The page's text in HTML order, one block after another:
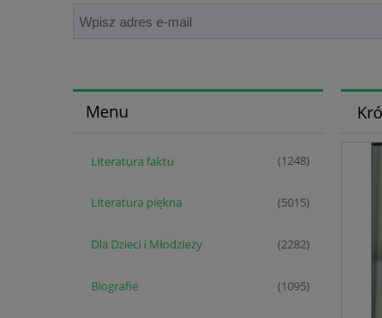
Menu
Literatura faktu (1248)
Literatura piękna (5015)
Dla Dzieci i Młodzieży (2282)
Biografie (1095)